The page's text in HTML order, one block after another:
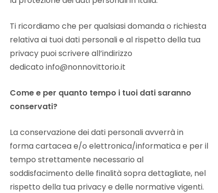
Ti ricordiamo che per qualsiasi domanda o richiesta
relativa ai tuoi dati personali e al rispetto della tua
privacy puoi scrivere all’indirizzo
dedicato info@nonnovittorio.it
Come e per quanto tempo i tuoi dati saranno
conservati?
La conservazione dei dati personali avverrà in
forma cartacea e/o elettronica/informatica e per il
tempo strettamente necessario al
soddisfacimento delle finalità sopra dettagliate, nel
rispetto della tua privacy e delle normative vigenti.